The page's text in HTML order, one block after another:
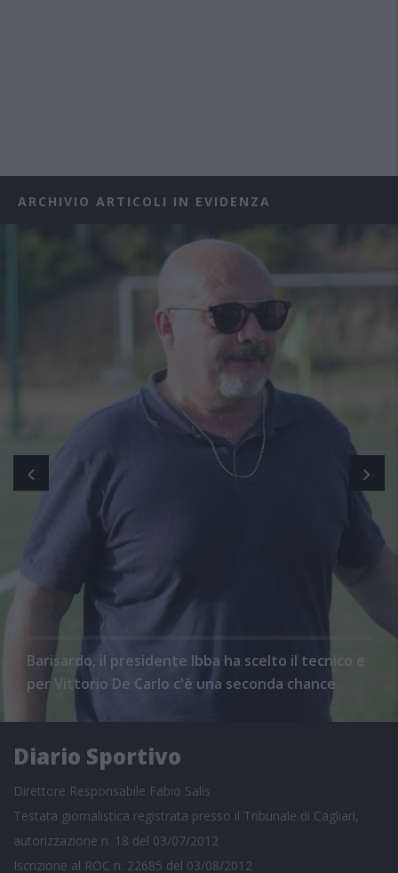
ARCHIVIO ARTICOLI IN EVIDENZA
Barisardo, il presidente Ibba ha scelto il tecnico e
per Vittorio De Carlo c'è una seconda chance
Diario Sportivo
Direttore Responsabile Fabio Salis
Testata giornalistica registrata presso il Tribunale di Cagliari,
autorizzazione n. 18 del 03/07/2012
Iscrizione al ROC n. 22685 del 03/08/2012